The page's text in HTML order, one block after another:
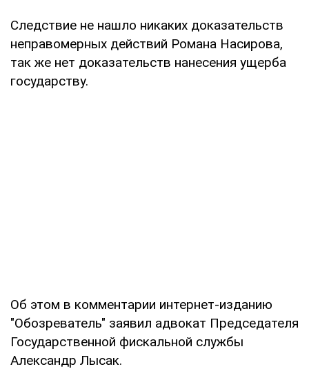
Следствие не нашло никаких доказательств
неправомерных действий Романа Насирова,
так же нет доказательств нанесения ущерба
государству.
Об этом в комментарии интернет-изданию
"Обозреватель" заявил адвокат Председателя
Государственной фискальной службы
Александр Лысак.